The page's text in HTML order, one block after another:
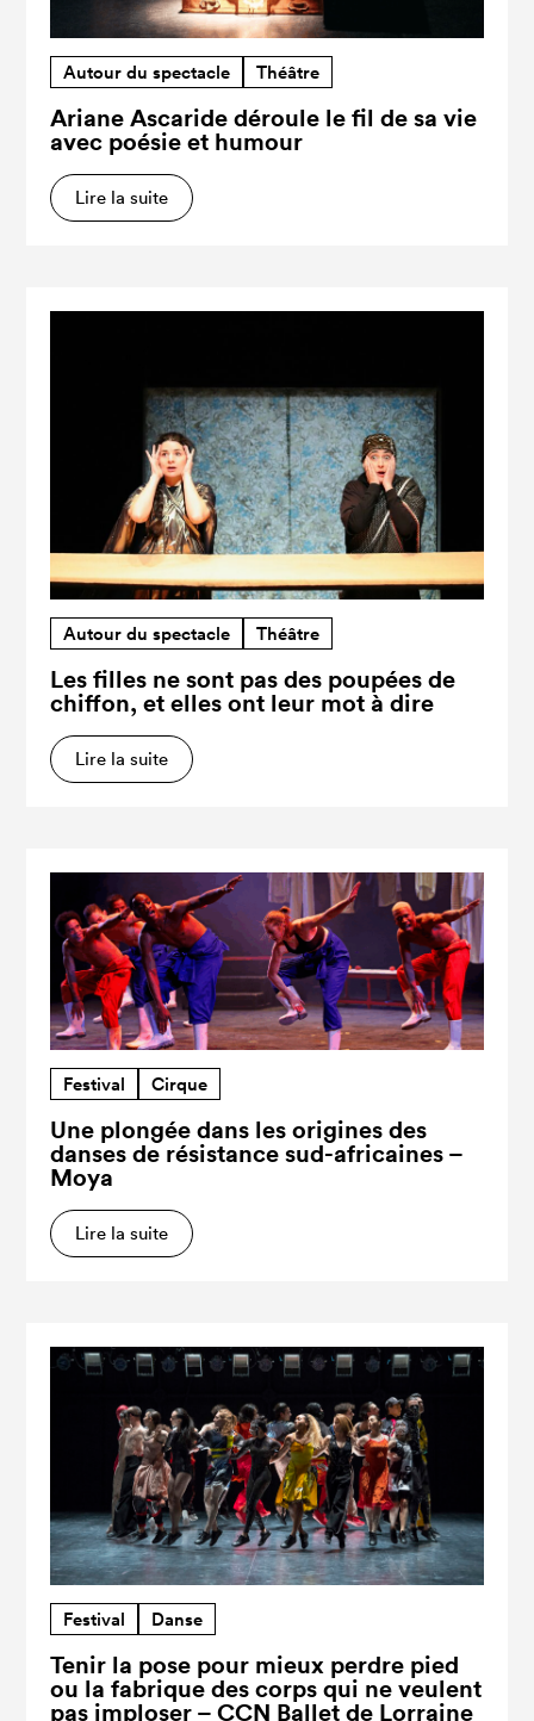
Autour du spectacle Théâtre
Ariane Ascaride déroule le fil de sa vie
avec poésie et humour
Lire la suite
Autour du spectacle Théâtre
Les filles ne sont pas des poupées de
chiffon, et elles ont leur mot à dire
Lire la suite
Festival Cirque
Une plongée dans les origines des
danses de résistance sud-africaines –
Moya
Lire la suite
Festival Danse
Tenir la pose pour mieux perdre pied
ou la fabrique des corps qui ne veulent
pas imploser – CCN Ballet de Lorraine